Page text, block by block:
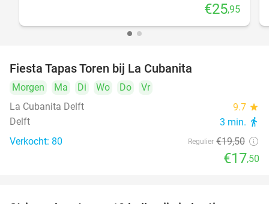
€25,95
Fiesta Tapas Toren bij La Cubanita
Morgen Ma Di Wo Do
Vr
La Cubanita Delft
9.7 star
Delft 3 min. directions_walk
Verkocht: 80 Regulier €19,50
€17,50